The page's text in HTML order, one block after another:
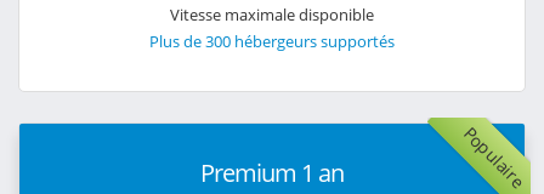
Vitesse maximale disponible
Plus de 300 hébergeurs supportés
Populaire
Premium 1 an